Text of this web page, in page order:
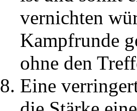
vernichten
Kampfrunde
ohne den
Eine